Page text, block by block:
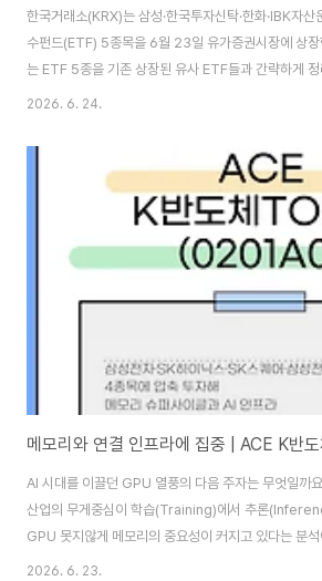
한국거래소(KRX)는 삼성·한국투자신탁·한화·IBK자산
수펀드(ETF) 5종목을 6월 23일 유가증권시장에 상장
는 ETF 5종을 기존 상장된 유사 ETF들과 간략하게 정
고체 배터리 ETF 3종 비교종목명티커명총보수특징
위 2종목 25%씩 고정SOL 전고체배터리&실리콘음
고체배터리·실리콘음극재 키워드 유사도 상위 10종
TOP103649800.40%국내 2차전지 시총 상위 10종
산운용의 KODEX 전고체배터리ESS TOP2플러스는
배터리에너지저장시스템(ESS..
2026. 6. 24.
AI 시대를 이끌던 GPU 열풍의 다음 주자는 무엇일까
산업의 무게중심이 학습(Training)에서 추론
GPU 못지않게 메모리의 중요성이 커지고 있다는 분
히 HBM을 중심으로 한 AI 메모리 경쟁이 치열해지면
2026. 6. 23.